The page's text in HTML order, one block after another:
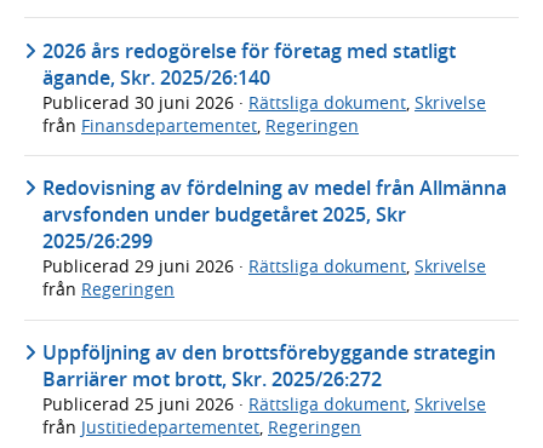
2026 års redogörelse för företag med statligt
ägande, Skr. 2025/26:140
Publicerad 30 juni 2026 · Rättsliga dokument Skrivelse
från Finansdepartementet Regeringen
Redovisning av fördelning av medel från Allmänna
arvsfonden under budgetåret 2025, Skr
2025/26:299
Publicerad 29 juni 2026 · Rättsliga dokument, Skrivelse
från Regeringen
Uppföljning av den brottsförebyggande strategin
Barriärer mot brott, Skr. 2025/26:272
Publicerad 25 juni 2026 · Rättsliga dokument, Skrivelse
från Justitiedepartementet, Regeringen